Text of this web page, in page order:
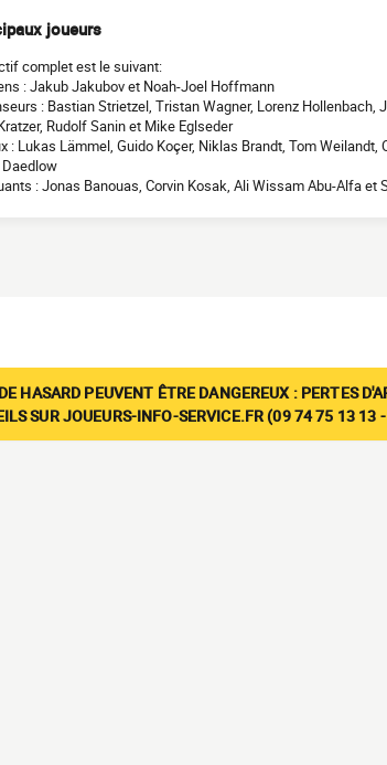
joueurs
complet est le suivant:
: Jakub Jakubov et Noah-Joel Hoffmann
: Bastian Strietzel, Tristan Wagner, Lorenz Hollenbach,
Rudolf Sanin et Mike Eglseder
: Lukas Lämmel, Guido Koçer, Niklas Brandt, Tom
: Jonas Banouas, Corvin Kosak, Ali Wissam Abu-Alfa et
HASARD PEUVENT ÊTRE DANGEREUX : PERTES
SUR JOUEURS-INFO-SERVICE.FR (09 74 75 13 13